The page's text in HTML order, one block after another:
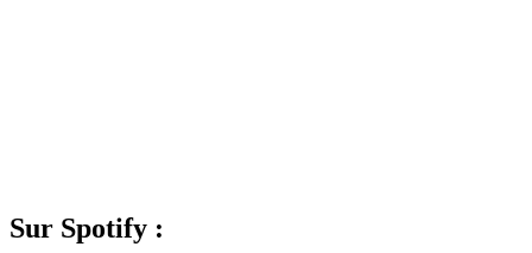
Sur Spotify :